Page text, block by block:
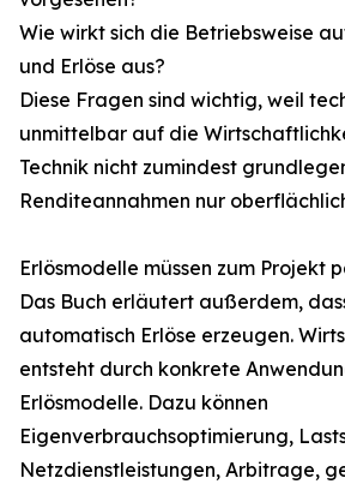
Wie wirkt sich die Betriebsweise
und Erlöse aus?
Diese Fragen sind wichtig, weil
unmittelbar auf die
Technik nicht zumindest
Renditeannahmen nur
Erlösmodelle müssen zum Projekt
Das Buch erläutert außerdem,
automatisch Erlöse erzeugen.
entsteht durch konkrete
Erlösmodelle. Dazu können
Eigenverbrauchsoptimierung,
Netzdienstleistungen, Arbitrage,